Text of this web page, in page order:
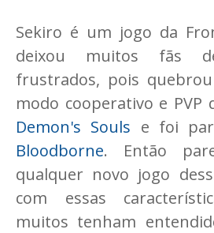
Sekiro é um jogo da
deixou muitos fãs
frustrados, pois
modo cooperativo e PVP
Demon's Souls e foi
Bloodborne. Então
qualquer novo jogo
com essas
muitos tenham